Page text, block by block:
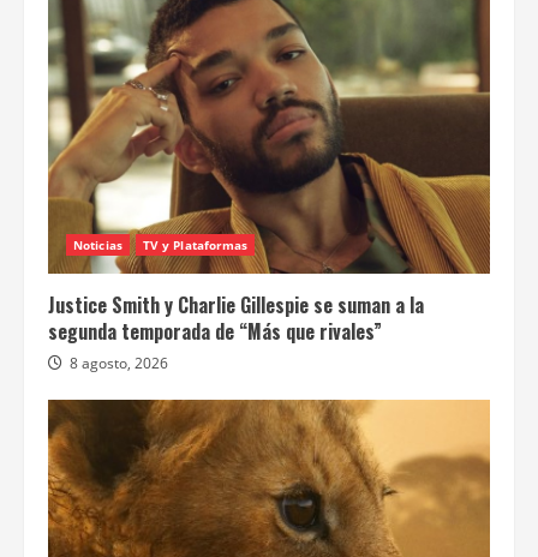
Noticias TV y Plataformas
Justice Smith y Charlie Gillespie se suman a la
segunda temporada de “Más que rivales”
8 agosto, 2026